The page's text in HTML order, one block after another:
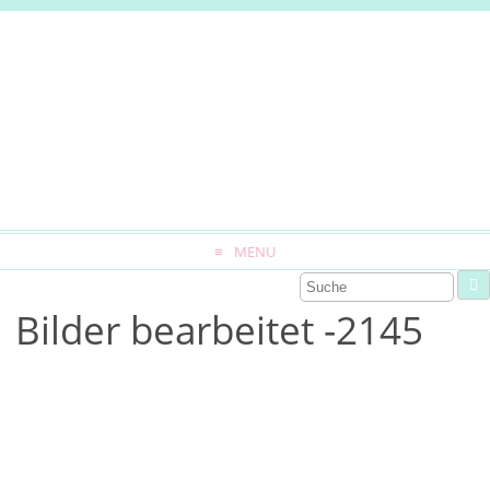
MENU
Bilder bearbeitet -2145